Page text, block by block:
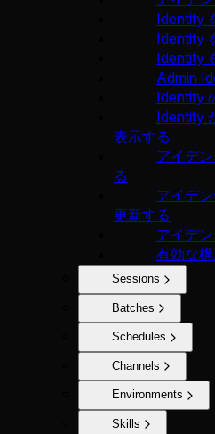
Identity
Identity
Identity
Admin
Identity
Identity
表示する
アイデ
る
アイデ
更新する
アイデ
有効な
Sessions
Batches
Schedules
Channels
Environments
Skills